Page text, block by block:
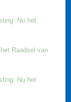
Nu het
Raadsel van
Nu het